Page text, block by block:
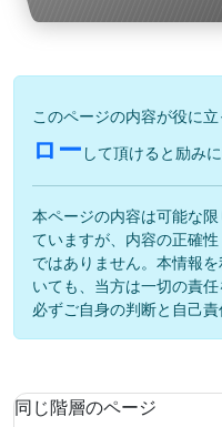
このページの内容が役に立
ロー して頂けると励み
本ページの内容は可能な
ていますが、内容の正確
ではありません。本情報
いても、当方は一切の責
必ずご自身の判断と自己責
同じ階層のページ